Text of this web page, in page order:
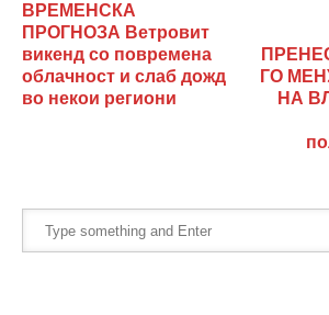
ВРЕМЕНСКА
ПРОГНОЗА Ветровит
викенд со повремена
облачност и слаб дожд
во некои региони
ГО
НА